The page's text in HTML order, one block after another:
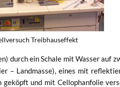
Treibhauseffekt
durch ein Scha­le mit Was­ser auf
– Land­mas­se), eines mit
geköpft und mit Cel­lo­phanfo­lie